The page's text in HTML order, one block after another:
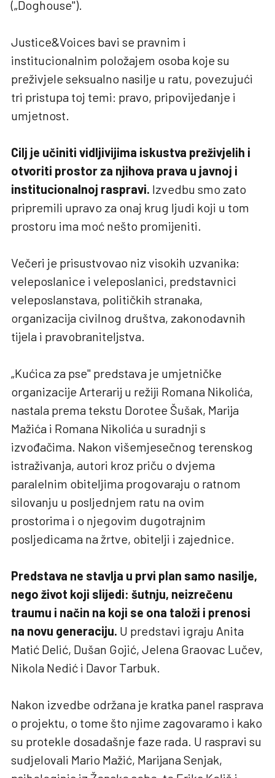
(„Doghouse").
Justice&Voices bavi se pravnim i
institucionalnim položajem osoba koje su
preživjele seksualno nasilje u ratu, povezujući
tri pristupa toj temi: pravo, pripovijedanje i
umjetnost.
Cilj je učiniti vidljivijima iskustva preživjelih i
otvoriti prostor za njihova prava u javnoj i
institucionalnoj raspravi. Izvedbu smo zato
pripremili upravo za onaj krug ljudi koji u tom
prostoru ima moć nešto promijeniti.
Večeri je prisustvovao niz visokih uzvanika:
veleposlanice i veleposlanici, predstavnici
veleposlanstava, političkih stranaka,
organizacija civilnog društva, zakonodavnih
tijela i pravobraniteljstva.
„Kućica za pse" predstava je umjetničke
organizacije Arterarij u režiji Romana Nikolića,
nastala prema tekstu Dorotee Šušak, Marija
Mažića i Romana Nikolića u suradnji s
izvođačima. Nakon višemjesečnog terenskog
istraživanja, autori kroz priču o dvjema
paralelnim obiteljima progovaraju o ratnom
silovanju u posljednjem ratu na ovim
prostorima i o njegovim dugotrajnim
posljedicama na žrtve, obitelji i zajednice.
Predstava ne stavlja u prvi plan samo nasilje,
nego život koji slijedi: šutnju, neizrečenu
traumu i način na koji se ona taloži i prenosi
na novu generaciju. U predstavi igraju Anita
Matić Delić, Dušan Gojić, Jelena Graovac Lučev,
Nikola Nedić i Davor Tarbuk.
Nakon izvedbe održana je kratka panel rasprava
o projektu, o tome što njime zagovaramo i kako
su protekle dosadašnje faze rada. U raspravi su
sudjelovali Mario Mažić, Marijana Senjak,